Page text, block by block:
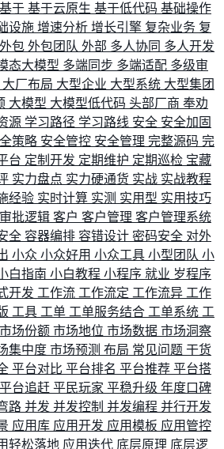
基于 基于云原生 基于低代码 基础操作
设施 增速分析 增长引擎 复杂业务 复
外包 外包团队 外部 多人协同 多人开发
态大模型 多端同步 多端适配 多级审
大厂布局 大型企业 大型系统 大型集团
大模型 大模型低代码 头部厂商 奉劝
源 学习路径 学习路线 安全 安全加固
策略 安全管控 安全管理 完整源码 完
台 定制开发 定期维护 定期巡检 宝藏
实力盘点 实力硬通货 实战 实战教程
经验 实时计算 实测 实用型 实用技巧
审批逻辑 客户 客户管理 客户管理系统
全 容器编排 容错设计 密码安全 对外
小众 小众好用 小众工具 小型团队 小
白指南 小白教程 小程序 就业 岁程序
开发 工作流 工作流定 工作流异 工作
工具 工单 工单服务结合 工单系统 工
市场份额 市场地位 市场数据 市场洞察
集中度 市场预测 布局 常见问题 干货
平台对比 平台排名 平台推荐 平台搭
平台追赶 平民玩家 平稳升级 年度口碑
路 并发 并发控制 并发编程 并行开发
应用库 应用开发 应用模板 应用管控
轻松落地 应用迭代 底层原理 底层逻